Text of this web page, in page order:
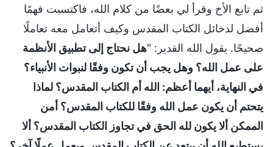
ثم تابع الأخ وقرأ لي بعضًا من كلام الله، فاكتسبت فهمًا
أفضل لدخائل الكتاب المقدس وكيف أتعامل معه تعاملًا
صحيحًا. يقول الله القدير: "هل نحتاج إلى تطبيق الأنظمة
على عمل الله؟ وهل يجب أن تكون وفقًا لنبوات الأنبياء؟
في النهاية، أيهما أعظم: الله أم الكتاب المقدس؟ لماذا
يتحتم أن يكون عمل الله وفقًا للكتاب المقدس؟ أمن
الممكن ألا يكون لله الحق في تجاوز الكتاب المقدس؟ ألا